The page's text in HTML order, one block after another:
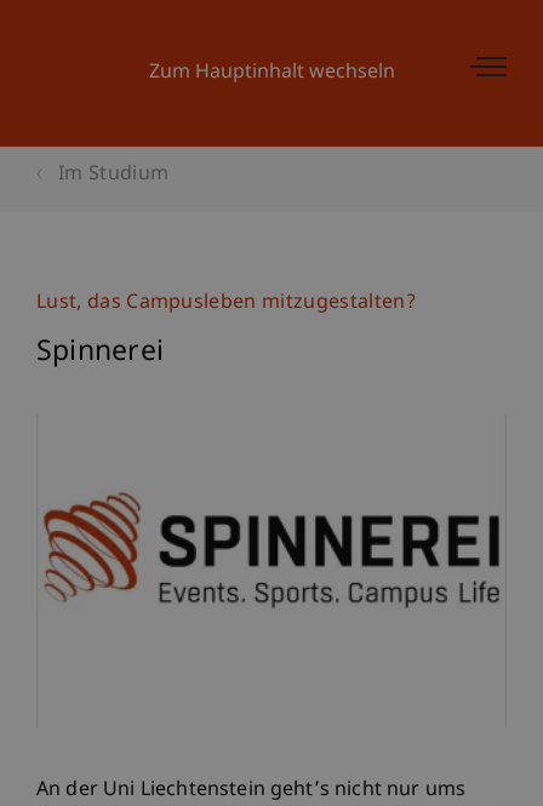
Zum Hauptinhalt wechseln
Im Studium
Lust, das Campusleben mitzugestalten?
Spinnerei
An der Uni Liechtenstein geht’s nicht nur ums